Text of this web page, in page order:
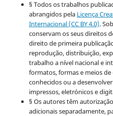
§ Todos os trabalhos
abrangidos pela Licença
Internacional (CC BY 4.0).
conservam os seus direitos
direito de primeira
reprodução, distribuição,
trabalho a nível nacional e
formatos, formas e meios
conhecidos ou a
impressos, eletrónicos e
§ Os autores têm
adicionais separadamente,